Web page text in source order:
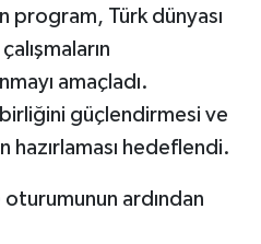
program, Türk dünyası
amaçladı.
birliğini güçlendirmesi ve
hazırlaması hedeflendi.
ardından